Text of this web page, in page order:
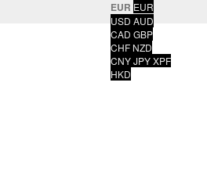
EUR EUR
USD AUD
CAD GBP
CHF NZD
CNYJPYXPF
HKD